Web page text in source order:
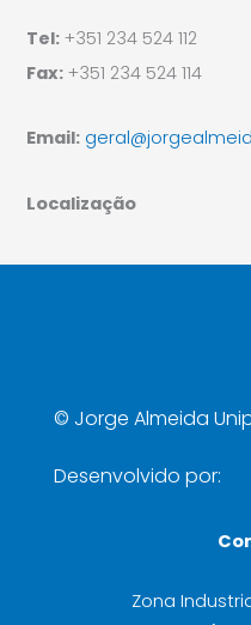
Tel: +351 234 524 112
Fax: +351 234 524 114
Email:
Localização
© Jorge Almeida
Desenvolvido por:
Zona